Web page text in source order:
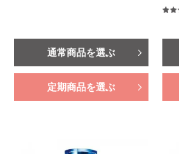
通常商品を選ぶ
定期商品を選ぶ